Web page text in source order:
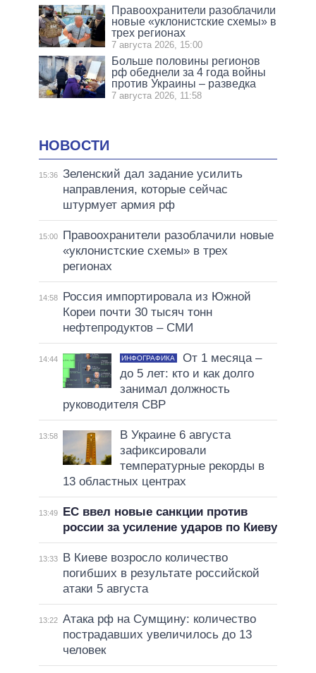
Правоохранители разоблачили
новые «уклонистские схемы» в
трех регионах
7 августа 2026, 15:00
Больше половины регионов
рф обеднели за 4 года войны
против Украины – разведка
7 августа 2026, 11:58
НОВОСТИ
15:36 Зеленский дал задание усилить
направления, которые сейчас
штурмует армия рф
15:00
Правоохранители разоблачили новые
«уклонистские схемы» в трех
регионах
14:58
Россия импортировала из Южной
Кореи почти 30 тысяч тонн
нефтепродуктов – СМИ
14:44 ИНФОГРАФИКА
От 1 месяца –
до 5 лет: кто и как долго
занимал должность
руководителя СВР
13:58
В Украине 6 августа
зафиксировали
температурные рекорды в
13 областных центрах
13:49
ЕС ввел новые санкции против
россии за усиление ударов по Киеву
13:33
В Киеве возросло количество
погибших в результате российской
атаки 5 августа
13:22 Атака рф на Сумщину: количество
пострадавших увеличилось до 13
человек